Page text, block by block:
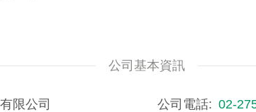
公司基本資訊
限公司
公司電話
02-